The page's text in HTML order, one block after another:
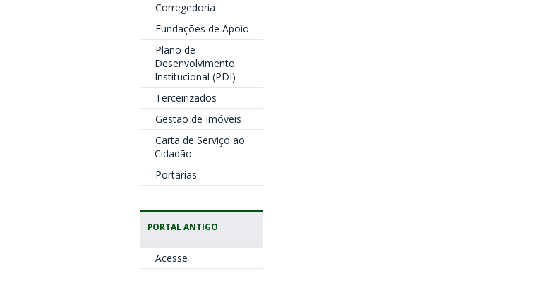
Corregedoria
Fundações de Apoio
Plano de
Desenvolvimento
Institucional (PDI)
Terceirizados
Gestão de Imóveis
Carta de Serviço ao
Cidadão
Portarias
PORTAL ANTIGO
Acesse